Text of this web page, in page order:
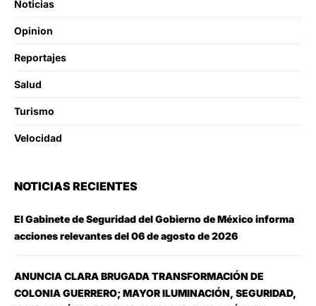
Noticias
Opinion
Reportajes
Salud
Turismo
Velocidad
NOTICIAS RECIENTES
El Gabinete de Seguridad del Gobierno de México informa
acciones relevantes del 06 de agosto de 2026
ANUNCIA CLARA BRUGADA TRANSFORMACIÓN DE
COLONIA GUERRERO; MAYOR ILUMINACIÓN, SEGURIDAD,